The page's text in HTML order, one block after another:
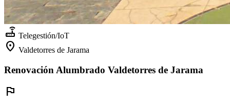
router Telegestión/IoT
location_on Valdetorres de Jarama
Renovación Alumbrado Valdetorres de Jarama
flag